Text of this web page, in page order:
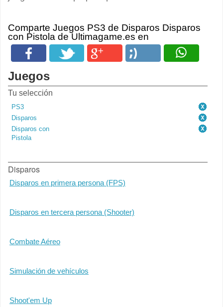
Comparte Juegos PS3 de Disparos Disparos
con Pistola de Ultimagame.es en
Juegos
Tu selección
PS3
Disparos
Disparos con
Pistola
Disparos
Disparos en primera persona (FPS)
Disparos en tercera persona (Shooter)
Combate Aéreo
Simulación de vehículos
Shoot'em Up